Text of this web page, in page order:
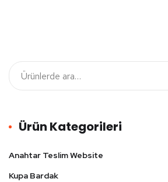
Ürün Kategorileri
Anahtar Teslim Website
Kupa Bardak